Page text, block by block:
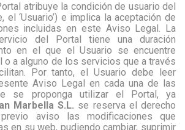
atribuye la condición de usuario del
el ‘Usuario’) e implica la aceptación de
incluidas en este Aviso Legal. La
del Portal tiene una duración
en el que el Usuario se encuentre
o a alguno de los servicios que a través
Por tanto, el Usuario debe leer
Aviso Legal en cada una de las
se proponga utilizar el Portal, ya
Marbella S.L. se reserva el derecho
aviso las modificaciones que
en su web, pudiendo cambiar, suprimir